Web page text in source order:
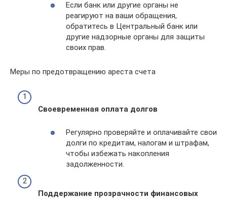
Если банк или другие органы не
реагируют на ваши обращения,
обратитесь в Центральный банк или
другие надзорные органы для защиты
своих прав.
Меры по предотвращению ареста счета
Своевременная оплата долгов
Регулярно проверяйте и оплачивайте свои
долги по кредитам, налогам и штрафам,
чтобы избежать накопления
задолженности.
Поддержание прозрачности финансовых